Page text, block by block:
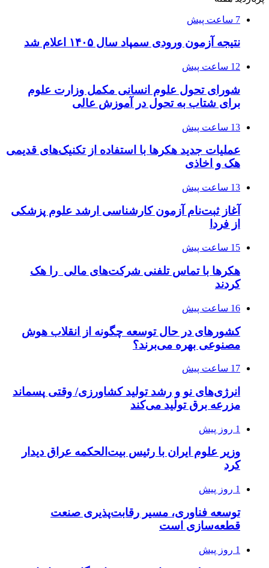
7 ساعت پیش
نتیجه آزمون ورودی سمپاد سال ۱۴۰۵ اعلام شد
12 ساعت پیش
شورای تحول علوم انسانی مکمل وزارت علوم
برای شتاب به تحول در آموزش عالی
13 ساعت پیش
عملیات جدید هکرها با استفاده از تکنیک‌های قدیمی
هک و اخاذی
13 ساعت پیش
آغاز ثبت‌نام‌ آزمون کارشناسی ارشد علوم پزشکی
از فردا
15 ساعت پیش
هکرها با تماس تلفنی شرکت‌های مالی را هک
کردند
16 ساعت پیش
کشورهای در حال توسعه چگونه از انقلاب هوش
مصنوعی بهره می‌برند؟
17 ساعت پیش
انرژی‌های نو و رشد تولید کشاورزی/ وقتی پسماند
مزرعه‌ برق تولید می‌کند
1 روز پیش
وزیر علوم ایران با رئیس بیت‌الحکمه عراق دیدار
کرد
1 روز پیش
توسعه فناوری، مسیر رقابت‌پذیری صنعت
قطعه‌سازی است
1 روز پیش